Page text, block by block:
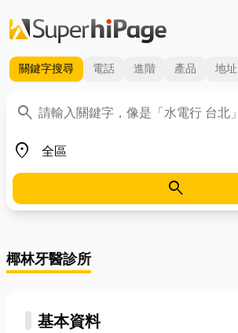
關鍵字搜尋 電話 進階 產品 地址
search
關鍵字
place
地區
search
椰林牙醫診所
基本資料